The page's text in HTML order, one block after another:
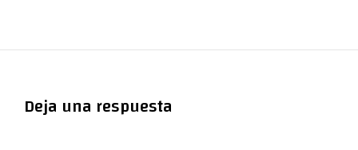
Deja una respuesta